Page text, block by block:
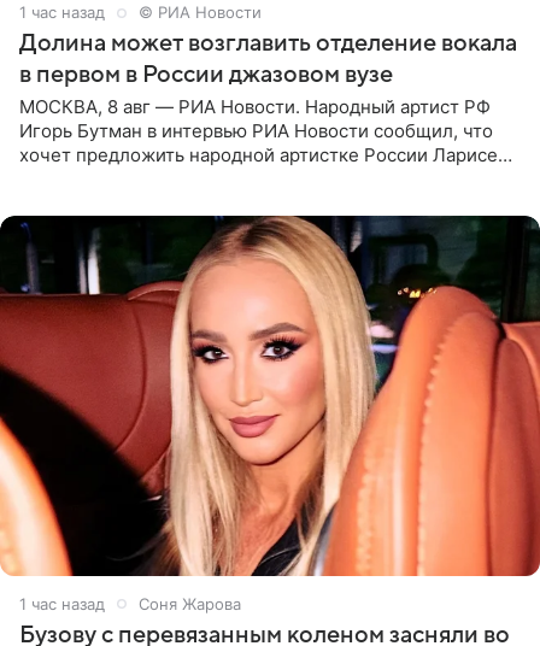
1 час назад © РИА Новости
Долина может возглавить отделение вокала
в первом в России джазовом вузе
МОСКВА, 8 авг — РИА Новости. Народный артист РФ
Игорь Бутман в интервью РИА Новости сообщил, что
хочет предложить народной артистке России Ларисе
1 час назад Соня Жарова
Бузову с перевязанным коленом засняли во